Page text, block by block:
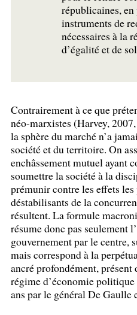
républicaines,
instruments de
nécessaires à la
d’égalité et de
Contrairement à ce que
néo-marxistes (Harvey,
la sphère du marché n’a
société et du territoire. On
enchâssement mutuel ayant
soumettre la société à la
prémunir contre les effets les
déstabilisants de la
résultent. La formule
résume donc pas seulement
gouvernement par le centre,
mais correspond à la
ancré profondément,
régime d’économie
ans par le général De Gaulle